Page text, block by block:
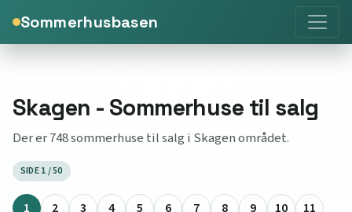
Sommerhusbasen
Skagen - Sommerhuse til salg
Der er 748 sommerhuse til salg i Skagen området.
SIDE 1 / 50
1 2 3 4 5 6 7 8 9 10
11